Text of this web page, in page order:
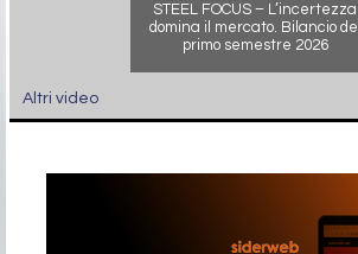
STEEL FOCUS – L’incertezza
domina il mercato. Bilancio del
primo semestre 2026
Altri video